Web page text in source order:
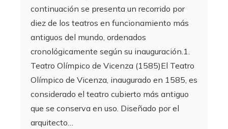
continuación se presenta un recorrido por
diez de los teatros en funcionamiento más
antiguos del mundo, ordenados
cronológicamente según su inauguración.1.
Teatro Olímpico de Vicenza (1585)El Teatro
Olímpico de Vicenza, inaugurado en 1585, es
considerado el teatro cubierto más antiguo
que se conserva en uso. Diseñado por el
arquitecto…